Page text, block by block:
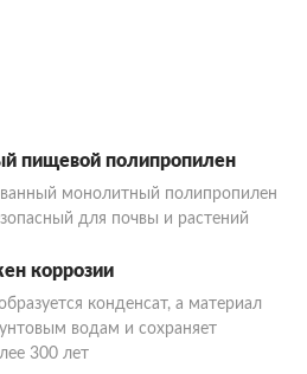
пищевой полипропилен
монолитный полипропилен
для почвы и растений
коррозии
конденсат, а материал
водам и сохраняет
300 лет